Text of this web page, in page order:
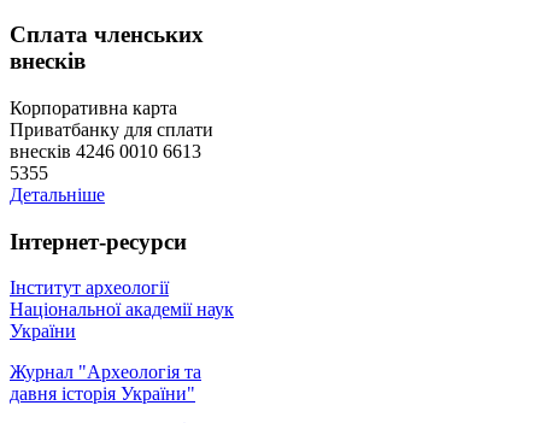
Сплата членських
внесків
Корпоративна карта
Приватбанку для сплати
внесків 4246 0010 6613
5355
Детальніше
Інтернет-ресурси
Інститут археології
Національної академії наук
України
Журнал "Археологія та
давня історія України"